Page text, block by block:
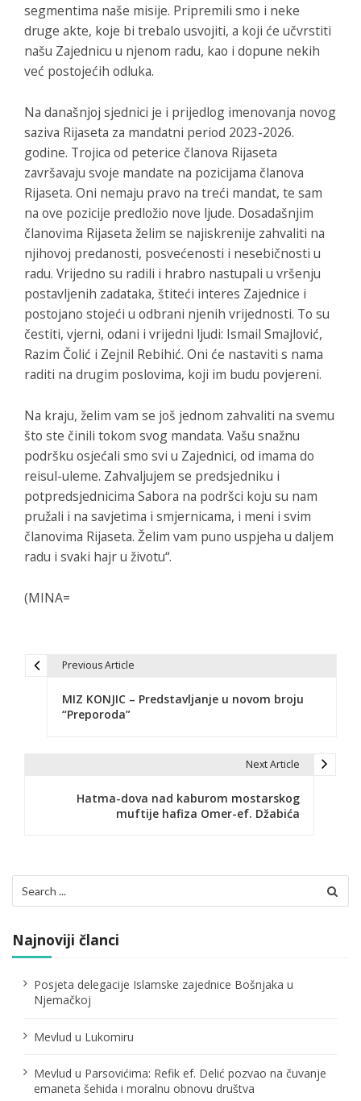
segmentima naše misije. Pripremili smo i neke
druge akte, koje bi trebalo usvojiti, a koji će učvrstiti
našu Zajednicu u njenom radu, kao i dopune nekih
već postojećih odluka.
Na današnjoj sjednici je i prijedlog imenovanja novog
saziva Rijaseta za mandatni period 2023-2026.
godine. Trojica od peterice članova Rijaseta
završavaju svoje mandate na pozicijama članova
Rijaseta. Oni nemaju pravo na treći mandat, te sam
na ove pozicije predložio nove ljude. Dosadašnjim
članovima Rijaseta želim se najiskrenije zahvaliti na
njihovoj predanosti, posvećenosti i nesebičnosti u
radu. Vrijedno su radili i hrabro nastupali u vršenju
postavljenih zadataka, štiteći interes Zajednice i
postojano stojeći u odbrani njenih vrijednosti. To su
čestiti, vjerni, odani i vrijedni ljudi: Ismail Smajlović,
Razim Čolić i Zejnil Rebihić. Oni će nastaviti s nama
raditi na drugim poslovima, koji im budu povjereni.
Na kraju, želim vam se još jednom zahvaliti na svemu
što ste činili tokom svog mandata. Vašu snažnu
podršku osjećali smo svi u Zajednici, od imama do
reisul-uleme. Zahvaljujem se predsjedniku i
potpredsjednicima Sabora na podršci koju su nam
pružali i na savjetima i smjernicama, i meni i svim
članovima Rijaseta. Želim vam puno uspjeha u daljem
radu i svaki hajr u životu“.
(MINA=
i
j
a
a
a
Previous Article
MIZ KONJIC – Predstavljanje u novom broju
“Preporoda”
Next Article
Hatma-dova nad kaburom mostarskog
muftije hafiza Omer-ef. Džabića
for:
Najnoviji članci
Posjeta delegacije Islamske zajednice Bošnjaka u
Njemačkoj
Mevlud u Lukomiru
Mevlud u Parsovićima: Refik ef. Delić pozvao na čuvanje
emaneta šehida i moralnu obnovu društva